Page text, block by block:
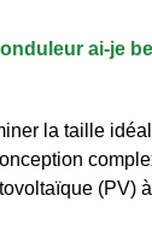
ai-je
la taille
(PV)